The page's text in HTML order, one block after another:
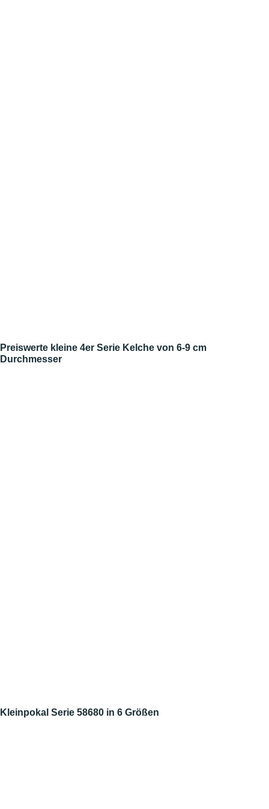
Preiswerte kleine 4er Serie Kelche von 6-9 cm
Durchmesser
Kleinpokal Serie 58680 in 6 Größen